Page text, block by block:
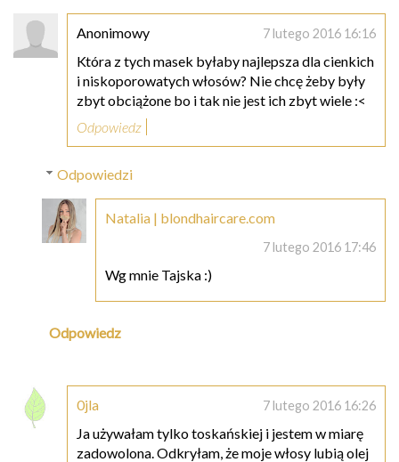
Anonimowy 7 lutego 2016 16:16
Która z tych masek byłaby najlepsza dla cienkich
i niskoporowatych włosów? Nie chcę żeby były
zbyt obciążone bo i tak nie jest ich zbyt wiele :<
Odpowiedz
Odpowiedzi
Natalia | blondhaircare.com
7 lutego 2016 17:46
Wg mnie Tajska :)
Odpowiedz
0jla 7 lutego 2016 16:26
Ja używałam tylko toskańskiej i jestem w miarę
zadowolona. Odkryłam, że moje włosy lubią olej